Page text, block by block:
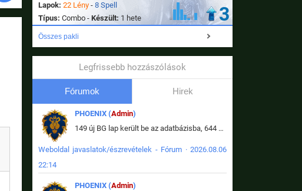
Lapok: 22 Lény - 8 Spell
Típus: Combo - Készült: 1 hete 3
Összes pakli
Legfrissebb hozzászólások
Fórumok Hirek
PHOENIX (Admin)
149 új BG lap került be az adatbázisba, 644 db meglévő BG lap módosult, bekerültek az új képek a megváltozott lapokhoz is.
Weboldal javaslatok/észrevételek - Fórum · 2026.08.06
22:14
PHOENIX (Admin)